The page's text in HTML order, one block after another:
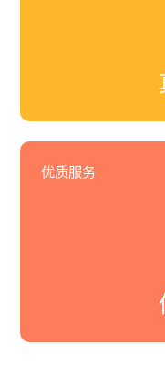
优质服务